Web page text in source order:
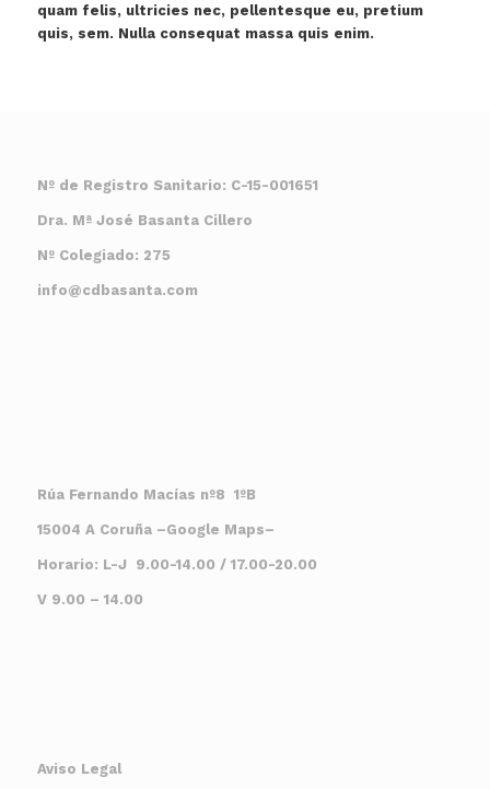
quam felis, ultricies nec, pellentesque eu, pretium
quis, sem. Nulla consequat massa quis enim.
Nº de Registro Sanitario: C-15-001651
Dra. Mª José Basanta Cillero
Nº Colegiado: 275
info@cdbasanta.com
Rúa Fernando Macías nº8 1ºB
15004 A Coruña –Google Maps–
Horario: L-J 9.00-14.00 / 17.00-20.00
V 9.00 – 14.00
Aviso Legal